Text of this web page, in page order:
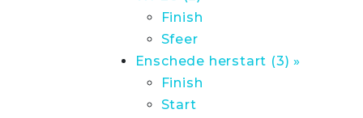
Finish
Sfeer
Enschede herstart (3) »
Finish
Start